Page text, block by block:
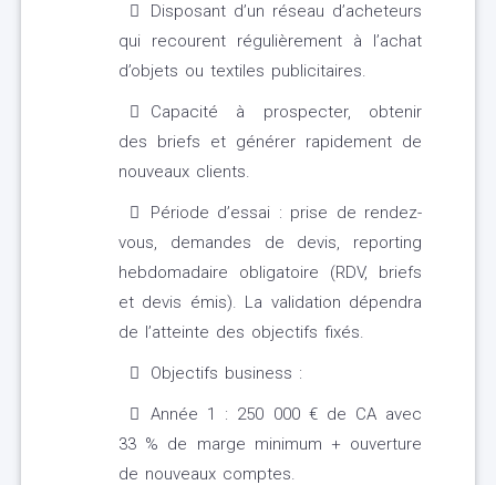
Disposant d’un réseau d’acheteurs
qui recourent régulièrement à l’achat
d’objets ou textiles publicitaires.
Capacité à prospecter, obtenir
des briefs et générer rapidement de
nouveaux clients.
Période d’essai : prise de rendez-
vous, demandes de devis, reporting
hebdomadaire obligatoire (RDV, briefs
et devis émis). La validation dépendra
de l’atteinte des objectifs fixés.
Objectifs business :
Année 1 : 250 000 € de CA avec
33 % de marge minimum + ouverture
de nouveaux comptes.